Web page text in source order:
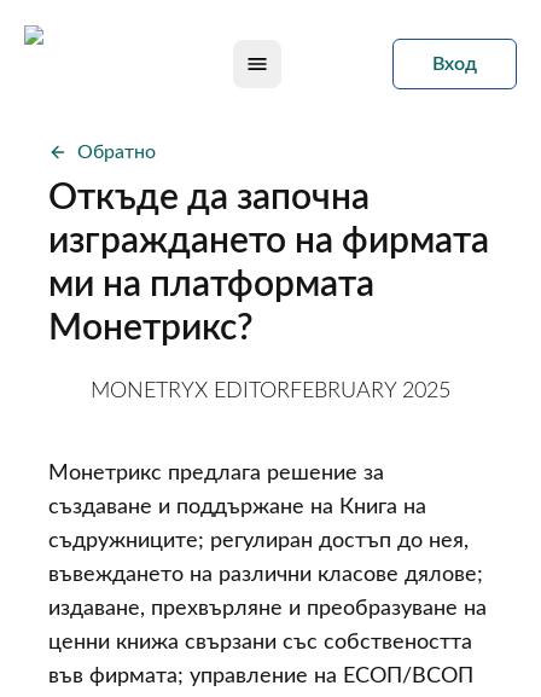
Open main menu
Вход
Обратно
Откъде да започна
изграждането на фирмата
ми на платформата
Монетрикс?
MONETRYX EDITORFEBRUARY 2025
Монетрикс предлага решение за
създаване и поддържане на Книга на
съдружниците; регулиран достъп до нея,
въвеждането на различни класове дялове;
издаване, прехвърляне и преобразуване на
ценни книжа свързани със собствеността
във фирмата; управление на ЕСОП/ВСОП